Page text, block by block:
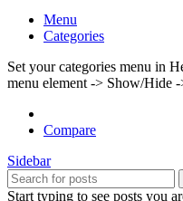
Menu
Categories
Set your categories menu in
menu element -> Show/Hide -
Compare
Sidebar
Start typing to see posts you